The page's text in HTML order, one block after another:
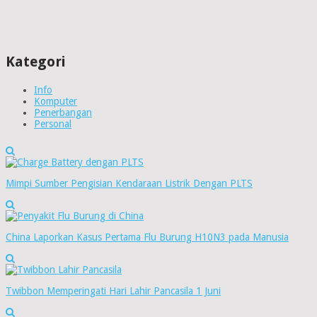
Kategori
Info
Komputer
Penerbangan
Personal
Mimpi Sumber Pengisian Kendaraan Listrik Dengan PLTS
China Laporkan Kasus Pertama Flu Burung H10N3 pada Manusia
Twibbon Memperingati Hari Lahir Pancasila 1 Juni